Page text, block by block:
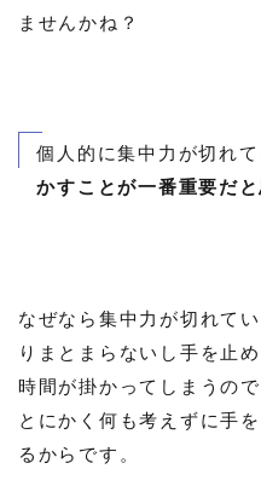
ませんかね？
個人的に集中力が切れて
かすことが一番重要だと
なぜなら集中力が切れて
りまとまらないし手を止
時間が掛かってしまうの
とにかく何も考えずに手
るからです。